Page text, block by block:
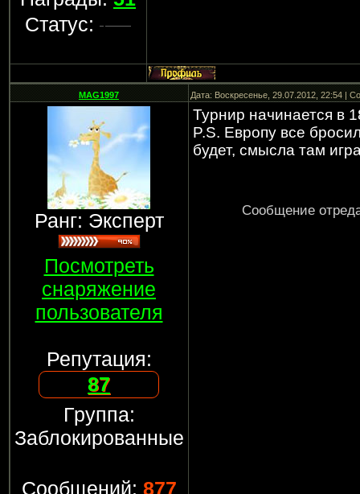
Статус:
MAG1997 Дата: Воскресенье, 29.07.2012, 22:54 |
Ранг: Эксперт
Посмотреть
снаряжение
пользователя
Репутация:
87
Группа:
Заблокированные
Сообщений: 877
Турнир начинается в
P.S. Европу все
будет, смысла там
Сообщение